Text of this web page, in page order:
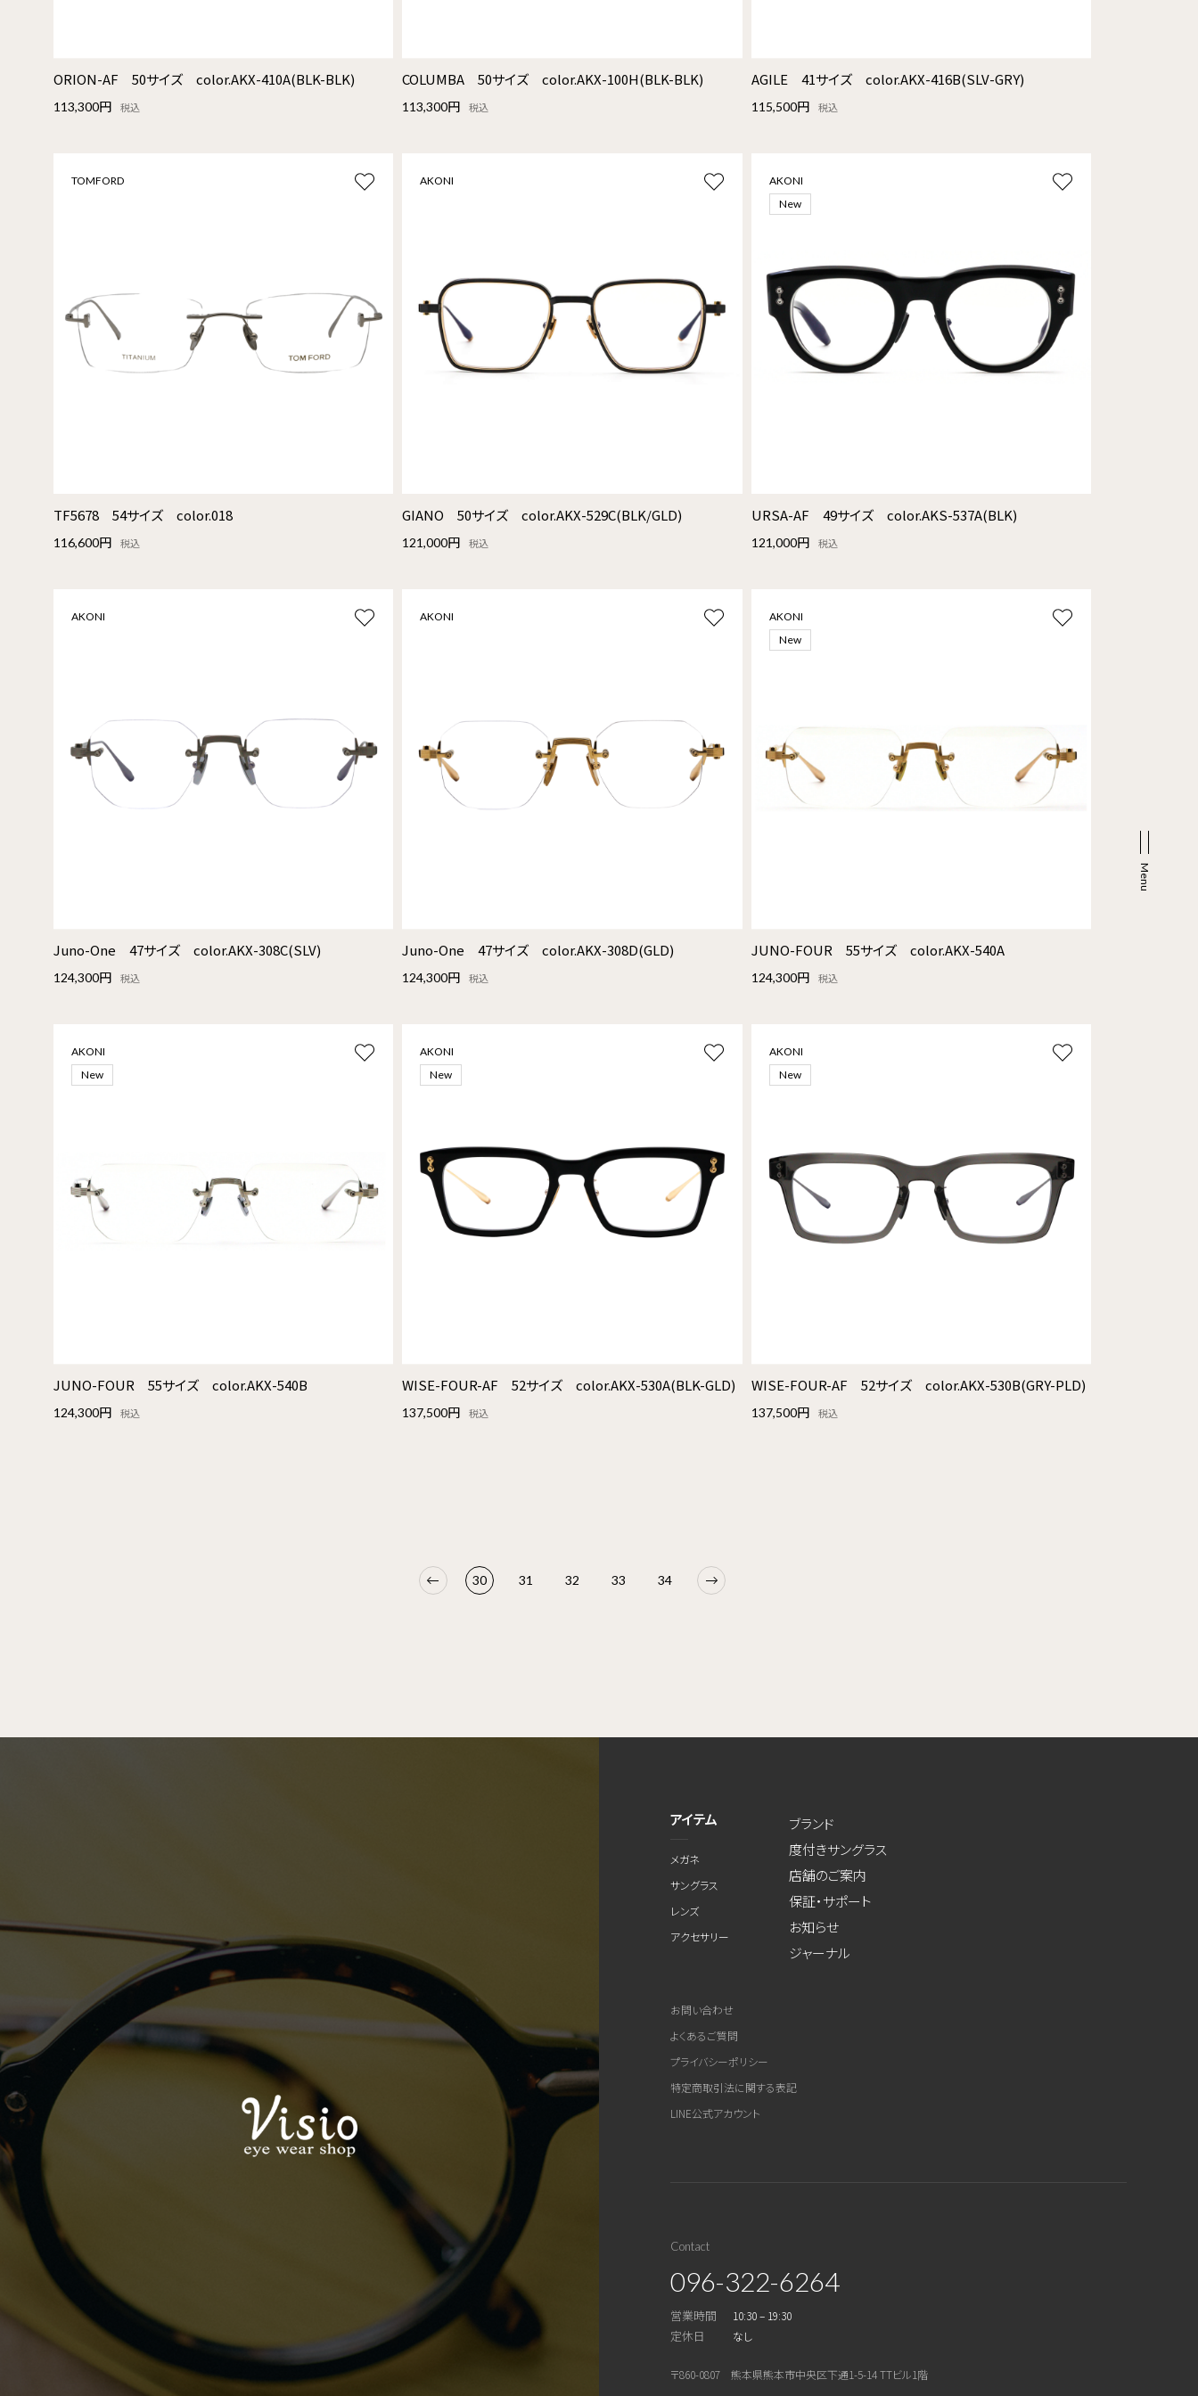
ORION-AF 50サイズ color.AKX-410A(BLK-BLK)
113,300円 税込
COLUMBA 50サイズ color.AKX-100H(BLK-BLK)
113,300円 税込
AGILE 41サイズ color.AKX-416B(SLV-GRY)
115,500円 税込
TOMFORD
TF5678 54サイズ color.018
116,600円 税込
AKONI
GIANO 50サイズ color.AKX-529C(BLK/GLD)
121,000円 税込
AKONI
New
URSA-AF 49サイズ color.AKS-537A(BLK)
121,000円 税込
AKONI
Juno-One 47サイズ color.AKX-308C(SLV)
124,300円 税込
AKONI
Juno-One 47サイズ color.AKX-308D(GLD)
124,300円 税込
AKONI
New
JUNO-FOUR 55サイズ color.AKX-540A
124,300円 税込
AKONI
New
JUNO-FOUR 55サイズ color.AKX-540B
124,300円 税込
AKONI
New
WISE-FOUR-AF 52サイズ color.AKX-530A(BLK-GLD)
137,500円 税込
AKONI
New
WISE-FOUR-AF 52サイズ color.AKX-530B(GRY-PLD)
137,500円 税込
30 31 32 33 34
アイテム
メガネ
サングラス
レンズ
アクセサリー
ブランド
度付きサングラス
店舗のご案内
保証・サポート
お知らせ
ジャーナル
お問い合わせ
よくあるご質問
プライバシーポリシー
特定商取引法に関する表記
LINE公式アカウント
Contact
096-322-6264
営業時間 10:30 – 19:30
定休日 なし
〒860-0807 熊本県熊本市中央区下通1-5-14 TTビル1階